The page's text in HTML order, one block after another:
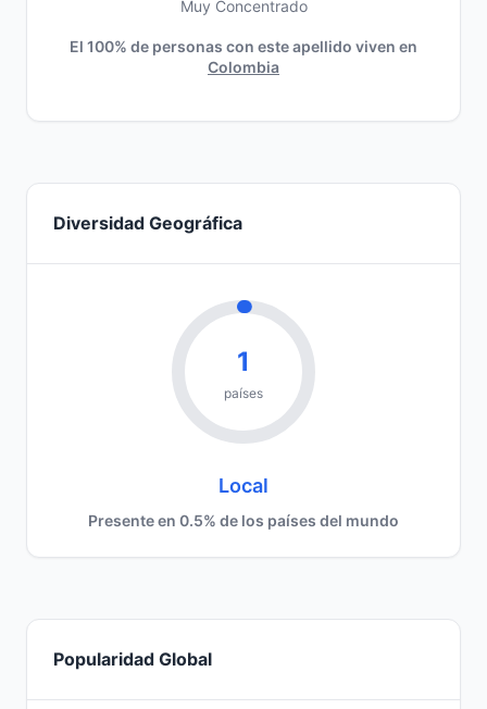
Muy Concentrado
El 100% de personas con este apellido viven en
Colombia
Diversidad Geográfica
1
países
Local
Presente en 0.5% de los países del mundo
Popularidad Global